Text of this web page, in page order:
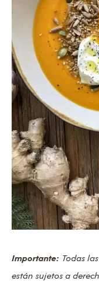
Importante: Todas
están sujetos a